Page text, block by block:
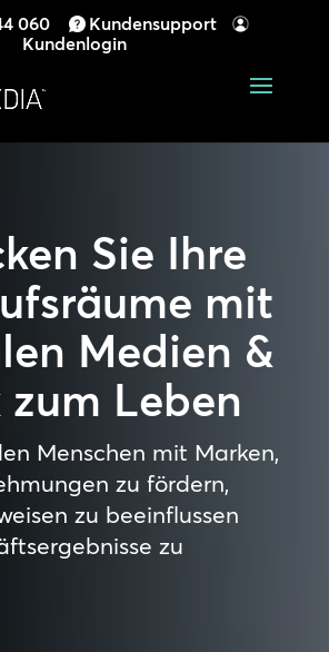
060
Kundensupport
Kundenlogin
Sie Ihre
mit
Medien &
zum Leben
Menschen mit Marken,
zu fördern,
zu beeinflussen
zu